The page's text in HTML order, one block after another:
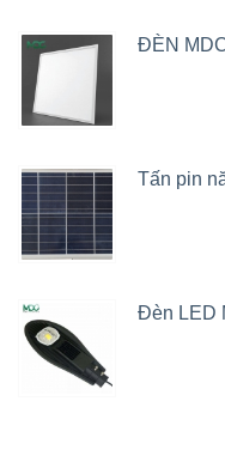
ĐÈN
Tấn pin
Đèn LED